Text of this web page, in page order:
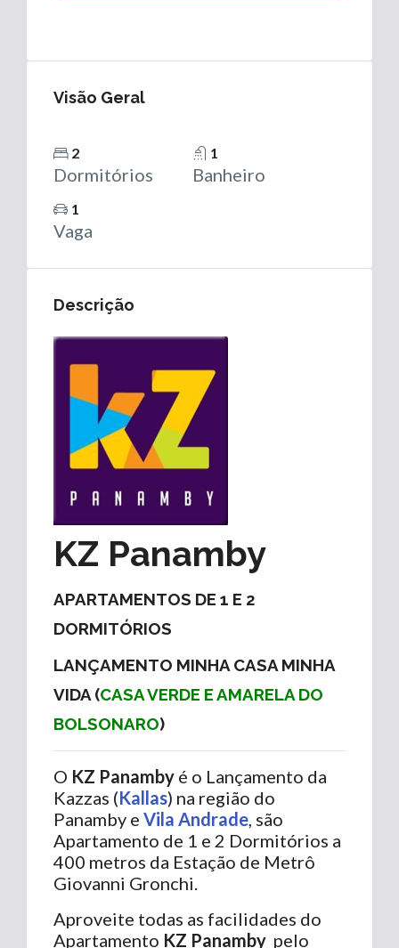
Visão Geral
2
Dormitórios
1
Banheiro
1
Vaga
Descrição
KZ Panamby
APARTAMENTOS DE 1 E 2
DORMITÓRIOS
LANÇAMENTO MINHA CASA MINHA
VIDA (CASA VERDE E AMARELA DO
BOLSONARO)
O KZ Panamby é o Lançamento da
Kazzas (Kallas) na região do
Panamby e Vila Andrade , são
Apartamento de 1 e 2 Dormitórios a
400 metros da Estação de Metrô
Giovanni Gronchi.
Aproveite todas as facilidades do
Apartamento KZ Panamby pelo